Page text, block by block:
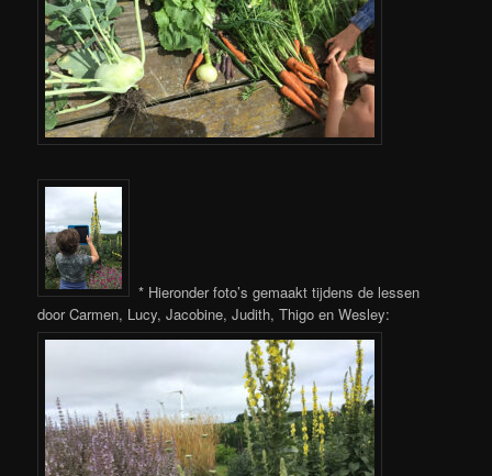
* Hieronder foto’s gemaakt tijdens de lessen
door Carmen, Lucy, Jacobine, Judith, Thigo en Wesley: